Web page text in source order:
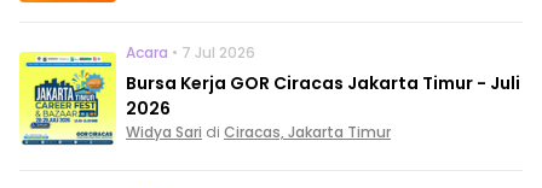
Acara • 7 Jul 2026
Bursa Kerja GOR Ciracas Jakarta Timur - Juli
2026
Widya Sari di Ciracas, Jakarta Timur